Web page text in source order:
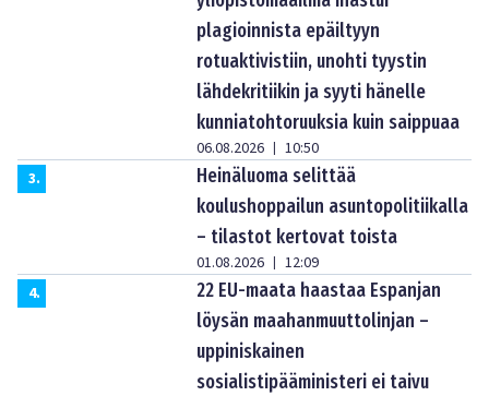
plagioinnista epäiltyyn
rotuaktivistiin, unohti tyystin
lähdekritiikin ja syyti hänelle
kunniatohtoruuksia kuin saippuaa
06.08.2026 | 10:50
3.
Heinäluoma selittää
koulushoppailun asuntopolitiikalla
– tilastot kertovat toista
01.08.2026 | 12:09
4.
22 EU-maata haastaa Espanjan
löysän maahanmuuttolinjan –
uppiniskainen
sosialistipääministeri ei taivu